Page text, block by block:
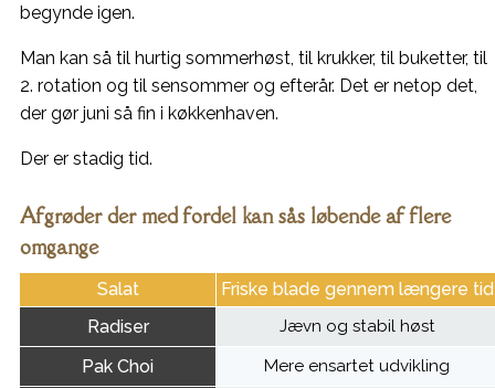
begynde igen.
Man kan så til hurtig sommerhøst, til krukker, til buketter, til
2. rotation og til sensommer og efterår. Det er netop det,
der gør juni så fin i køkkenhaven.
Der er stadig tid.
Afgrøder der med fordel kan sås løbende af flere
omgange
Salat
Friske blade gennem længere tid
Radiser
Jævn og stabil høst
Pak Choi Mere ensartet udvikling